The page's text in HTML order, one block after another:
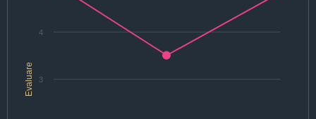
Evaluare 3
4